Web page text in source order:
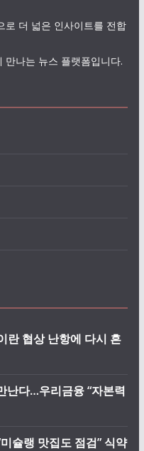
로 더 넓은 인사이트를 전합
만나는 뉴스 플랫폼입니다.
란 협상 난항에 다시 흔
난다…우리금융 “자본력
슐랭 맛집도 점검” 식약